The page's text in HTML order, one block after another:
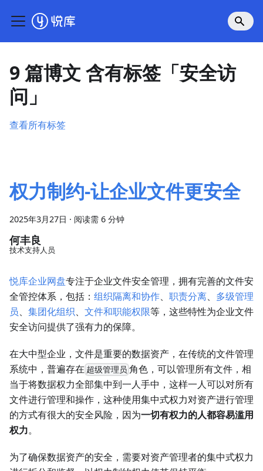
9 篇博文 含有标签「安全访
问」
查看所有标签
权力制约-让企业文件更安全
2025年3月27日 · 阅读需 6 分钟
何丰良
技术支持人员
悦库企业网盘专注于企业文件安全管理，拥有完善的文件安
全管控体系，包括： 组织隔离和协作、 职责分离、 多级管理
员、 集团化组织、 文件和职能权限等，这些特性为企业文件
安全访问提供了强有力的保障。
在大中型企业，文件是重要的数据资产，在传统的文件管理
系统中，普遍存在 超级管理员 角色，可以管理所有文件，相
当于将数据权力全部集中到一人手中，这样一人可以对所有
文件进行管理和操作，这种使用集中式权力对资产进行管理
的方式有很大的安全风险，因为一切有权力的人都容易滥用
权力。
为了确保数据资产的安全，需要对资产管理者的集中式权力